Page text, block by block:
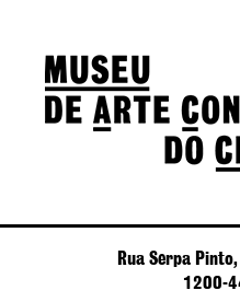
Rua Serpa
1200-